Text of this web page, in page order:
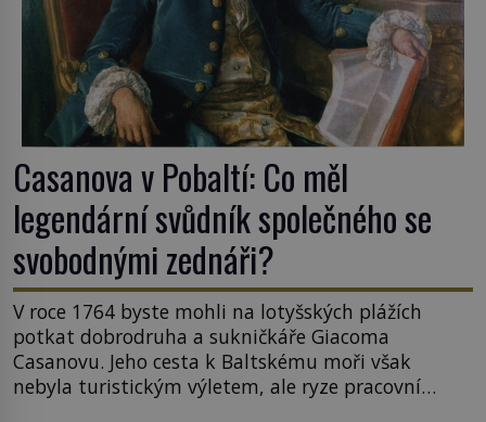
Casanova v Pobaltí: Co měl
legendární svůdník společného se
svobodnými zednáři?
V roce 1764 byste mohli na lotyšských plážích
potkat dobrodruha a sukničkáře Giacoma
Casanovu. Jeho cesta k Baltskému moři však
nebyla turistickým výletem, ale ryze pracovní